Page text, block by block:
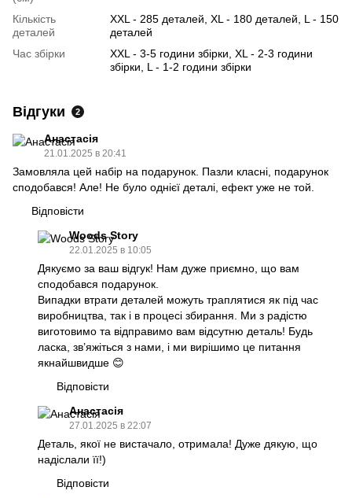
Кількість
деталей
XXL - 285 деталей, XL - 180 деталей, L - 150
деталей
Час збірки
XXL - 3-5 години збірки, XL - 2-3 години
збірки, L - 1-2 години збірки
Відгуки 2
Анастасія
21.01.2025 в 20:41
Замовляла цей набір на подарунок. Пазли класні, подарунок
сподобався! Але! Не було однієї деталі, ефект уже не той.
Відповісти
Woods Story
22.01.2025 в 10:05
Дякуємо за ваш відгук! Нам дуже приємно, що вам
сподобався подарунок.
Випадки втрати деталей можуть траплятися як під час
виробництва, так і в процесі збирання. Ми з радістю
виготовимо та відправимо вам відсутню деталь! Будь
ласка, зв’яжіться з нами, і ми вирішимо це питання
якнайшвидше 😊
Відповісти
Анастасія
27.01.2025 в 22:07
Деталь, якої не вистачало, отримала! Дуже дякую, що
надіслали її!)
Відповісти